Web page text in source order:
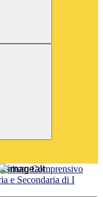
Istituto Comprensivo
e Secondaria di I